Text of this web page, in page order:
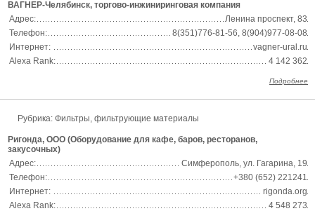
ВАГНЕР-Челябинск, торгово-инжиниринговая компания
Адрес:
Ленина проспект, 83
Телефон:
8(351)776-81-56, 8(904)977-08-08
Интернет:
vagner-ural.ru
Alexa Rank:
4 142 362
Подробнее
Рубрика: Фильтры, фильтрующие материалы
Ригонда, ООО (Оборудование для кафе, баров, ресторанов,
закусочных)
Адрес:
Симферополь, ул. Гагарина, 19
Телефон:
+380 (652) 221241
Интернет:
rigonda.org
Alexa Rank:
4 548 273